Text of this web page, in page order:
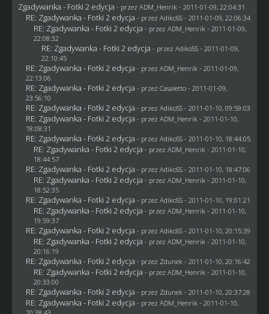
Zgadywanka - Fotki 2 edycja - przez ADM_Henrik - 2011-01-09, 22:04:31
RE: Zgadywanka - Fotki 2 edycja - przez AdikoSS - 2011-01-09, 22:06:34
RE: Zgadywanka - Fotki 2 edycja - przez ADM_Henrik - 2011-01-09,
22:08:32
RE: Zgadywanka - Fotki 2 edycja - przez AdikoSS - 2011-01-09,
22:10:45
RE: Zgadywanka - Fotki 2 edycja - przez ADM_Henrik - 2011-01-09,
22:13:06
RE: Zgadywanka - Fotki 2 edycja - przez Casaletto- 2011-01-09,
23:56:10
RE: Zgadywanka - Fotki 2 edycja - przez AdikoSS - 2011-01-10, 09:59:03
RE: Zgadywanka - Fotki 2 edycja - przez ADM_Henrik - 2011-01-10,
18:08:31
RE: Zgadywanka - Fotki 2 edycja - przez AdikoSS - 2011-01-10, 18:44:05
RE: Zgadywanka - Fotki 2 edycja - przez ADM_Henrik - 2011-01-10,
18:44:57
RE: Zgadywanka - Fotki 2 edycja - przez AdikoSS - 2011-01-10, 18:47:06
RE: Zgadywanka - Fotki 2 edycja - przez ADM_Henrik - 2011-01-10,
18:52:35
RE: Zgadywanka - Fotki 2 edycja - przez AdikoSS - 2011-01-10, 19:01:21
RE: Zgadywanka - Fotki 2 edycja - przez ADM_Henrik - 2011-01-10,
19:59:37
RE: Zgadywanka - Fotki 2 edycja - przez AdikoSS - 2011-01-10, 20:15:39
RE: Zgadywanka - Fotki 2 edycja - przez ADM_Henrik - 2011-01-10,
20:16:19
RE: Zgadywanka - Fotki 2 edycja - przez Zdunek - 2011-01-10, 20:16:42
RE: Zgadywanka - Fotki 2 edycja - przez ADM_Henrik - 2011-01-10,
20:33:00
RE: Zgadywanka - Fotki 2 edycja - przez Zdunek - 2011-01-10, 20:37:28
RE: Zgadywanka - Fotki 2 edycja - przez ADM_Henrik - 2011-01-10,